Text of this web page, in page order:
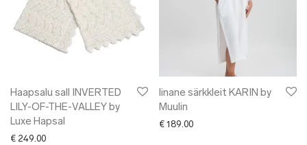
Haapsalu sall INVERTED
LILY-OF-THE-VALLEY by
Luxe Hapsal
€ 249.00
linane särkkleit KARIN by
Muulin
€ 189.00